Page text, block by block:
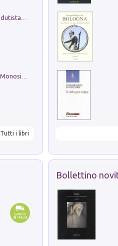
Pietro Bellotti Detto Canaletty. Un Vedutista Veneziano nella Francia dell'Ancien Régime
Tutti i libri
Bollettino